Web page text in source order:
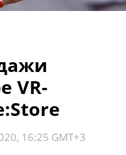
VR-
16:25 GMT+3